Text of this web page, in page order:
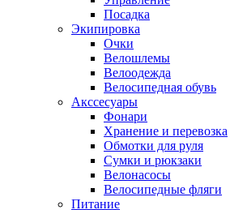
Посадка
Экипировка
Очки
Велошлемы
Велоодежда
Велосипедная обувь
Акссесуары
Фонари
Хранение и перевозка
Обмотки для руля
Сумки и рюкзаки
Велонасосы
Велосипедные фляги
Питание